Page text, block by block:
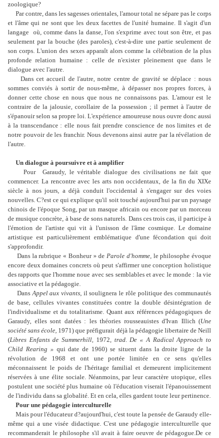
zoologique?
Par contre, dans les sagesses orientales, l'amour total ne sépare pas le corps
et l'âme qui ne sont que les deux facettes de l'unité humaine. Il s'agit d'un
langage où, comme dans la danse, l'on s'exprime avec tout son être, et pas
seulement par la bouche (des paroles), c'est-à-dire une partie seulement de
son corps. L'union des sexes apparaît alors comme la célébration de la plus
profonde relation humaine : celle de n'exister pleinement que dans le
dialogue avec l'autre.
Dans cet accueil de l'autre, notre centre de gravité se déplace : nous
sommes conviés à sortir de nous-même, à dépasser nos propres forces, à
donner cette chose en nous que nous ne connaissons pas. L'amour est le
contraire de la jalousie, corollaire de la possession ; il permet à l'autre de
s'épanouir selon sa propre loi. L'expérience amoureuse nous ouvre donc aussi
à la transcendance : elle nous fait prendre conscience de nos limites et de
notre pouvoir de les franchir. Nous devenons ainsi autre par la révélation de
l'autre.
Un dialogue à poursuivre et à amplifier
Pour Garaudy, le véritable dialogue des civilisations ne fait que
commencer. La rencontre avec les arts non occidentaux, de la fin du XIXe
siècle à nos jours, a déjà conduit l'occidental à s'engager sur des voies
nouvelles. C?est ce qui explique qu'il soit touché aujourd'hui par un paysage
chinois de l'époque Song, par un masque africain ou encore par un morceau
de musique concrète, à base de sons naturels. Dans ces trois cas, il participe à
l'émotion de l'artiste qui vit à l'unisson de l'âme cosmique. Le domaine
artistique est particulièrement emblématique d'une fécondation qui doit
s'approfondir.
Dans la rubrique « Bonheur » deParole d'homme, le philosophe évoque
encore deux domaines concrets où peut s'affirmer une conception holistique
des rapports que l'homme noue avec ses semblables et avec le monde : la vie
associative et la pédagogie.
DansAppel aux vivants, il soulignera le rôle politique des communautés
de base, cellules vivantes constituées contre la double désintégration de
l'individualisme et du totalitarisme. Quant aux références pédagogiques de
Garaudy, elles sont datées : les théories rousseauistes d'Ivan Illich (Une
société sans école, 1971) que préfigurait déjà la pédagogie libertaire de Neill
(Libres Enfants de Summerhill, 1972, trad. De « A Radical Approach to
Child Rearing » qui date de 1960) se situent dans la droite ligne de la
révolution de 1968 et ont une portée limitée en ce sens qu'elles
méconnaissent le poids de l'héritage familial et demeurent implicitement
réservées à une élite sociale. Néanmoins, par leur caractère utopique, elles
postulent une société plus humaine où l'éducation viserait l'épanouissement
de l'individu dans sa globalité. Et en cela, elles gardent toute leur pertinence.
Pour une pédagogie interculturelle
Mais pour l'éducateur d?aujourd'hui, c'est toute la pensée de Garaudy elle-
même qui a une visée didactique. C'est une pédagogie interculturelle que
recommanderait le philosophe s'il avait à faire oeuvre de pédagogue.De ce